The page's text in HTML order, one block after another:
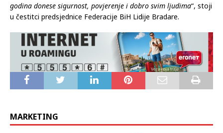
godina donese sigurnost, povjerenje i dobro svim ljudima“, stoji
u čestitci predsjednice Federacije BiH Lidije Bradare.
MARKETING